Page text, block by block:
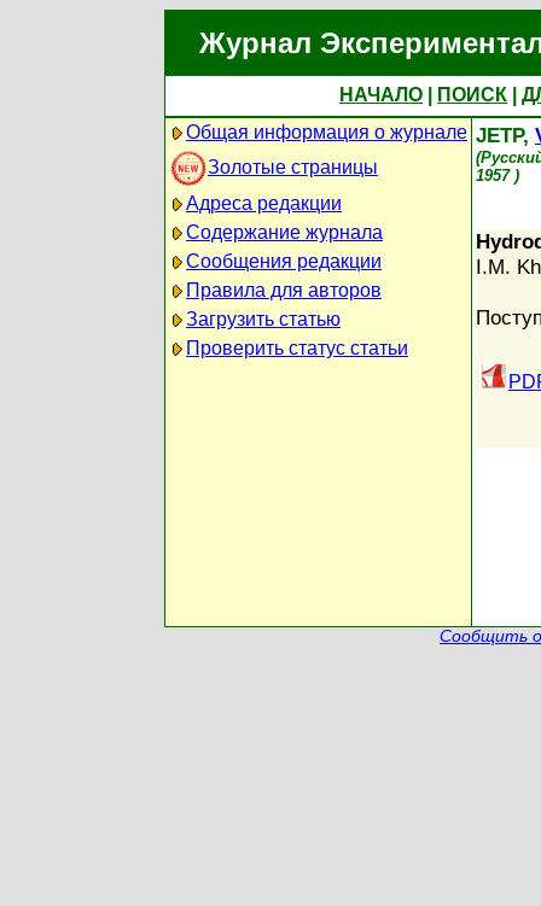
Журнал
НАЧАЛО ПОИСК
Общая информация о журнале
Золотые страницы
Адреса редакции
Содержание журнала
Сообщения редакции
Правила для авторов
Загрузить статью
Проверить статус статьи
JETP,
1957 )
I.M.
Сообщить о